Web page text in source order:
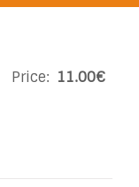
Price: 11.00€